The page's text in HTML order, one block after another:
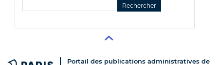
Portail des publications administratives de